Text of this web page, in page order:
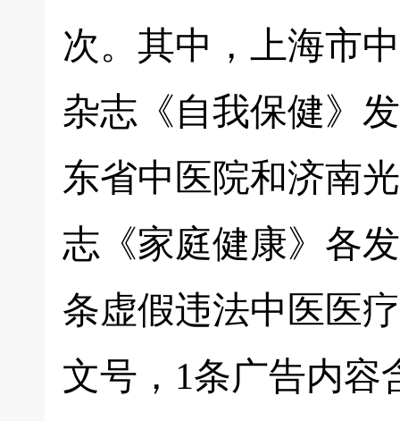
次。其中，上海市
杂志《自我保健》
东省中医院和济南
志《家庭健康》各
条虚假违法中医医
文号，1条广告内容